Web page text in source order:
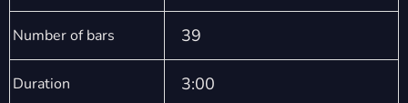
Number of bars 39
Duration 3:00